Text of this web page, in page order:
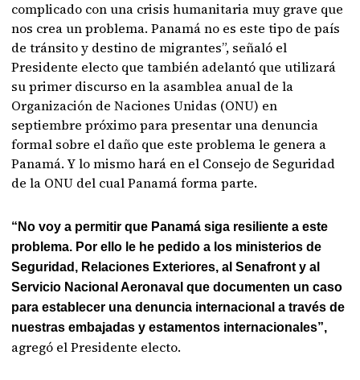
complicado con una crisis humanitaria muy grave que
nos crea un problema. Panamá no es este tipo de país
de tránsito y destino de migrantes”, señaló el
Presidente electo que también adelantó que utilizará
su primer discurso en la asamblea anual de la
Organización de Naciones Unidas (ONU) en
septiembre próximo para presentar una denuncia
formal sobre el daño que este problema le genera a
Panamá. Y lo mismo hará en el Consejo de Seguridad
de la ONU del cual Panamá forma parte.
“No voy a permitir que Panamá siga resiliente a este
problema. Por ello le he pedido a los ministerios de
Seguridad, Relaciones Exteriores, al Senafront y al
Servicio Nacional Aeronaval que documenten un caso
para establecer una denuncia internacional a través de
nuestras embajadas y estamentos internacionales”,
agregó el Presidente electo.